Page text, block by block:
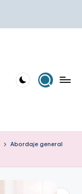
Abordaje general